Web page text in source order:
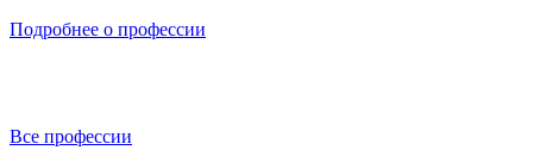
Подробнее о профессии
Все профессии